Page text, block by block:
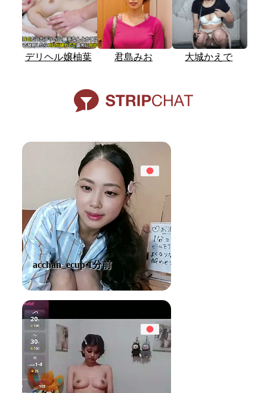
デリヘル嬢柚葉 君島みお 大城かえで
acchan_ecup 1分前